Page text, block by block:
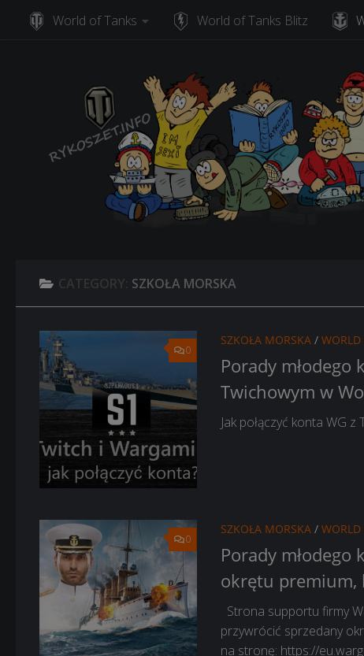
Skip to content
World of Tanks World of Tanks Blitz
CATEGORY: SZKOŁA MORSKA
0
SZKOŁA MORSKA / WORLD
Porady młodego
Twichowym w
Jak połączyć konta WG
0
SZKOŁA MORSKA / WORLD
Porady
okrętu premium,
Strona supportu firmy
przywrócić sprzedany
na stronę: https://